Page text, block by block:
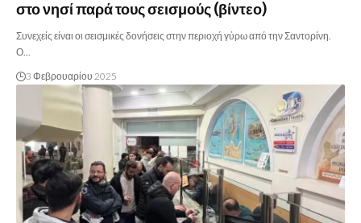
στο νησί παρά τους σεισμούς (βίντεο)
Συνεχείς είναι οι σεισμικές δονήσεις στην περιοχή γύρω από την Σαντορίνη.
Ο…
3 Φεβρουαρίου 2025